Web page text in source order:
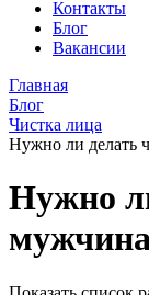
Контакты
Блог
Вакансии
Главная
Блог
Чистка лица
Нужно ли делать
Нужно